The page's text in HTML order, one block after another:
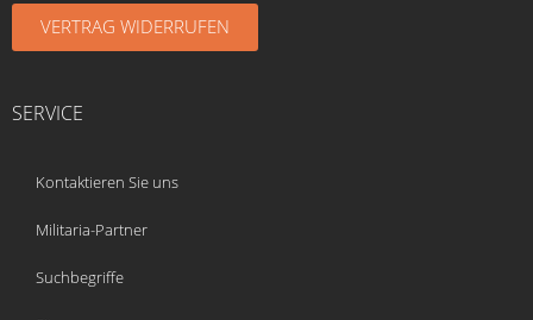
VERTRAG WIDERRUFEN
SERVICE
Kontaktieren Sie uns
Militaria-Partner
Suchbegriffe